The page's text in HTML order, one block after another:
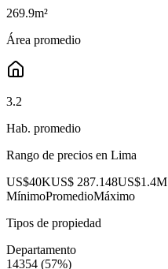
269.9m²
Área promedio
3.2
Hab. promedio
Rango de precios en Lima
US$40KUS$ 287.148US$1.4M
MínimoPromedioMáximo
Tipos de propiedad
Departamento
14354 (57%)